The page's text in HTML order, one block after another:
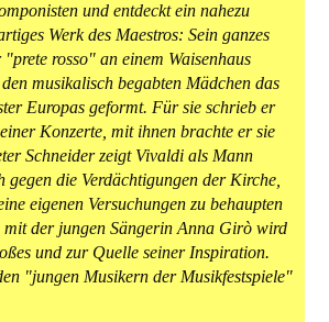
und entdeckt ein nahezu
Werk des Maestros: Sein ganzes
rosso" an einem Waisenhaus
musikalisch begabten Mädchen das
Europas geformt. Für sie schrieb er
Konzerte, mit ihnen brachte er sie
Schneider zeigt Vivaldi als Mann
gegen die Verdächtigungen der Kirche,
eigenen Versuchungen zu behaupten
mit der jungen Sängerin Anna Girò wird
und zur Quelle seiner Inspiration.
"jungen Musikern der Musikfestspiele"